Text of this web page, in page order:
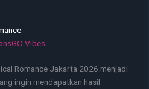
Vibes
Romance Jakarta 2026 menjadi
ingin mendapatkan hasil